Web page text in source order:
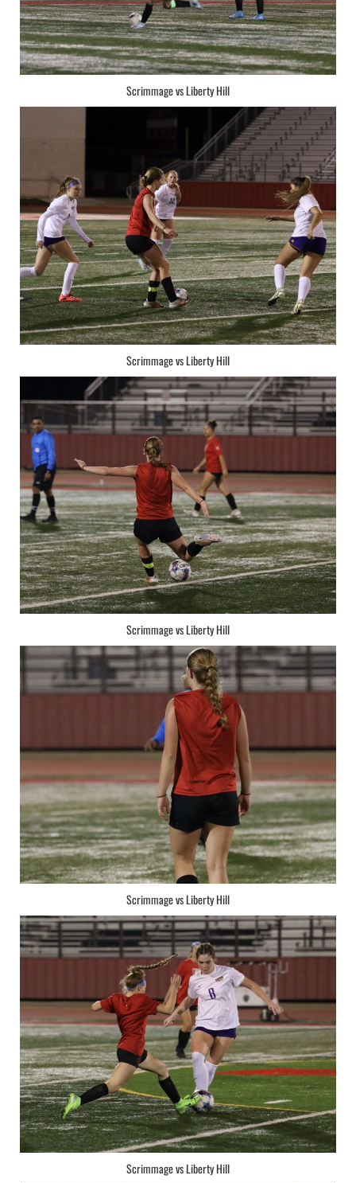
Scrimmage vs Liberty Hill
Scrimmage vs Liberty Hill
Scrimmage vs Liberty Hill
Scrimmage vs Liberty Hill
Scrimmage vs Liberty Hill